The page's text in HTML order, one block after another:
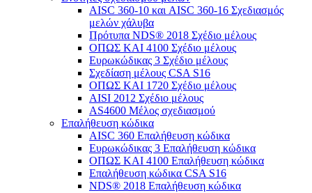
AISC 360-10 και AISC 360-16 Σχεδιασμός
μελών χάλυβα
Πρότυπα NDS® 2018 Σχέδιο μέλους
ΟΠΩΣ ΚΑΙ 4100 Σχέδιο μέλους
Ευρωκώδικας 3 Σχέδιο μέλους
Σχεδίαση μέλους CSA S16
ΟΠΩΣ ΚΑΙ 1720 Σχέδιο μέλους
AISI 2012 Σχέδιο μέλους
AS4600 Μέλος σχεδιασμού
Επαλήθευση κώδικα
AISC 360 Επαλήθευση κώδικα
Ευρωκώδικας 3 Επαλήθευση κώδικα
ΟΠΩΣ ΚΑΙ 4100 Επαλήθευση κώδικα
Επαλήθευση κώδικα CSA S16
NDS® 2018 Επαλήθευση κώδικα